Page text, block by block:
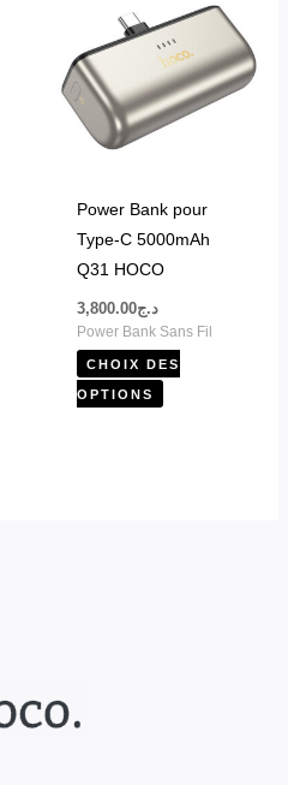
Power Bank pour
Type-C 5000mAh
Q31 HOCO
د.ج3,800.00
Power Bank Sans Fil
CHOIX DES
OPTIONS
produit
a
plusieurs
variations.
page
du
produit